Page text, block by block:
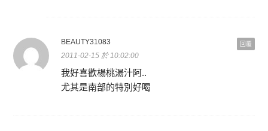
回覆
BEAUTY31083
2011-02-15 於 10:02:00
我好喜歡楊桃湯汁阿..
尤其是南部的特別好喝